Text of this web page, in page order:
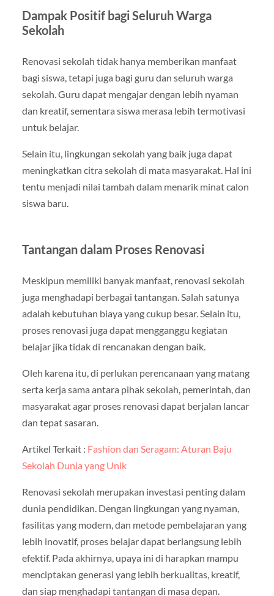
Dampak Positif bagi Seluruh Warga
Sekolah
Renovasi sekolah tidak hanya memberikan manfaat
bagi siswa, tetapi juga bagi guru dan seluruh warga
sekolah. Guru dapat mengajar dengan lebih nyaman
dan kreatif, sementara siswa merasa lebih termotivasi
untuk belajar.
Selain itu, lingkungan sekolah yang baik juga dapat
meningkatkan citra sekolah di mata masyarakat. Hal ini
tentu menjadi nilai tambah dalam menarik minat calon
siswa baru.
Tantangan dalam Proses Renovasi
Meskipun memiliki banyak manfaat, renovasi sekolah
juga menghadapi berbagai tantangan. Salah satunya
adalah kebutuhan biaya yang cukup besar. Selain itu,
proses renovasi juga dapat mengganggu kegiatan
belajar jika tidak di rencanakan dengan baik.
Oleh karena itu, di perlukan perencanaan yang matang
serta kerja sama antara pihak sekolah, pemerintah, dan
masyarakat agar proses renovasi dapat berjalan lancar
dan tepat sasaran.
Artikel Terkait : Fashion dan Seragam: Aturan Baju
Sekolah Dunia yang Unik
Renovasi sekolah merupakan investasi penting dalam
dunia pendidikan. Dengan lingkungan yang nyaman,
fasilitas yang modern, dan metode pembelajaran yang
lebih inovatif, proses belajar dapat berlangsung lebih
efektif. Pada akhirnya, upaya ini di harapkan mampu
menciptakan generasi yang lebih berkualitas, kreatif,
dan siap menghadapi tantangan di masa depan.